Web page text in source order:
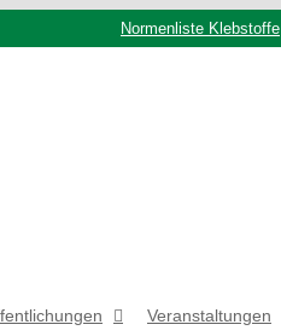
Normenliste Klebstoffe
Veranstaltungen